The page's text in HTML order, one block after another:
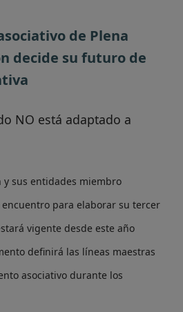
de Plena
decide su futuro de
NO está adaptado a
y sus entidades miembro
para elaborar su tercer
vigente desde este año
definirá las líneas maestras
asociativo durante los